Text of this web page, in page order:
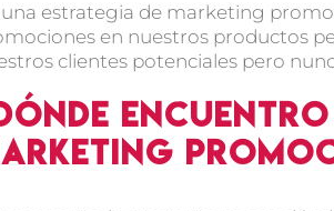
una estrategia de marketing
en nuestros productos
clientes potenciales pero